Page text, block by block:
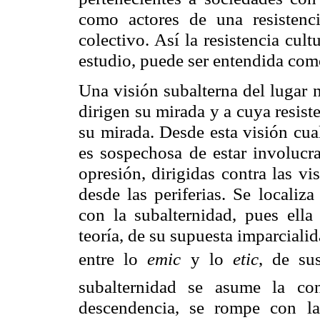
como actores de una
colectivo. Así la resistencia
estudio, puede ser entendida
Una visión subalterna del lugar
dirigen su mirada y a cuya
su mirada. Desde esta visión
es sospechosa de estar
opresión, dirigidas contra las
desde las periferias. Se
con la subalternidad, pues
teoría, de su supuesta
entre loemic  y lo etic, de
subalternidad se asume la
descendencia, se rompe con